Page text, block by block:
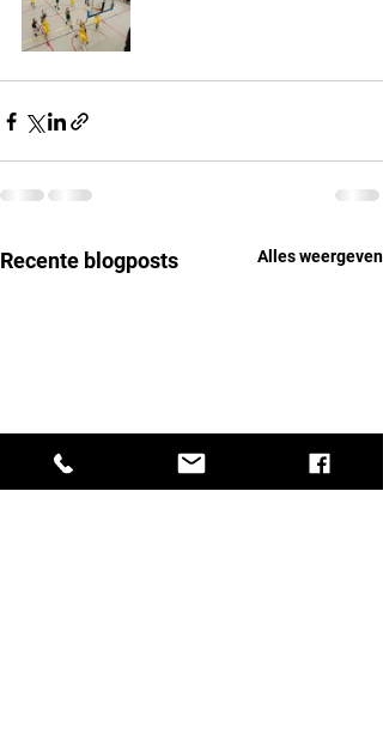
Recente blogposts Alles weergeven